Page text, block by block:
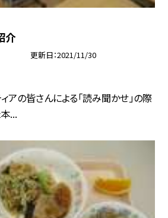
介
更新日 2021/11/30
ィアの皆さんによる「読み聞かせ」の際
...